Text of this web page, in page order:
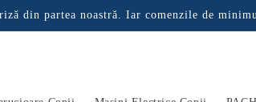
din partea noastră. Iar comenzile de